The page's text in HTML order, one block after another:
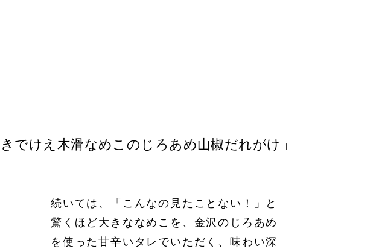
でけえ木滑なめこのじろあめ山椒だれがけ」
続いては、「こんなの見たことない！」と
驚くほど大きななめこを、金沢のじろあめ
を使った甘辛いタレでいただく、味わい深